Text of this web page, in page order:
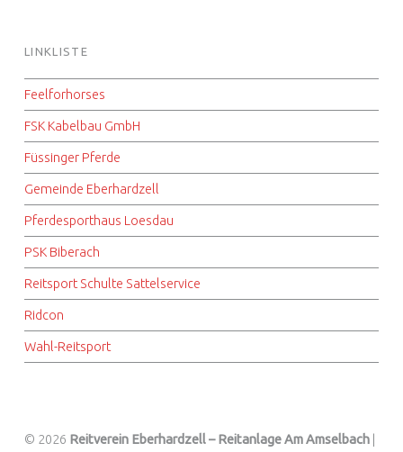
LINKLISTE
Feelforhorses
FSK Kabelbau GmbH
Füssinger Pferde
Gemeinde Eberhardzell
Pferdesporthaus Loesdau
PSK Biberach
Reitsport Schulte Sattelservice
Ridcon
Wahl-Reitsport
© 2026 Reitverein Eberhardzell – Reitanlage Am Amselbach